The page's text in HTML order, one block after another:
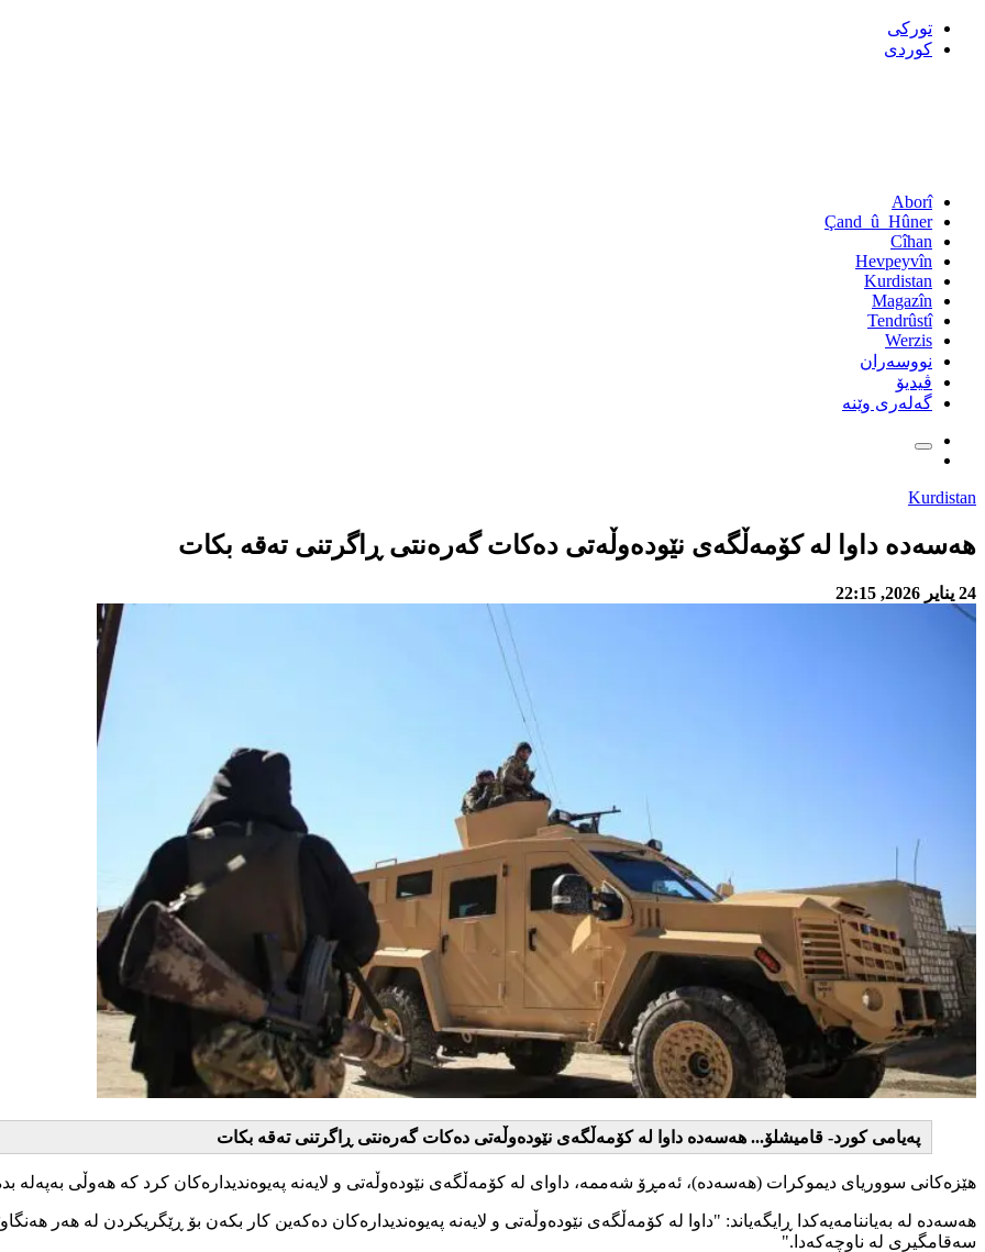
تورکی
کوردی
Aborî
Çand_û_Hûner
Cîhan
Hevpeyvîn
Kurdistan
Magazîn
Tendrûstî
Werzis
نووسەران
ڤیدیۆ
گەلەری وێنە
Kurdistan
هەسەدە داوا لە کۆمەڵگەی نێودەوڵەتی دەکات گەرەنتی ڕاگرتنی تەقە بکات
24 يناير 2026, 22:15
پەیامی کورد- قامیشلۆ... هەسەدە داوا لە کۆمەڵگەی نێودەوڵەتی دەکات گەرەنتی ڕاگرتنی تەقە بکات
هێزەکانی سووریای دیموکرات (هەسەدە)، ئەمڕۆ شەممە، داوای لە کۆمەڵگەی نێودەوڵەتی و لایەنە پەیوەندیدارەکان کرد کە هەوڵی بەپەلە
هەسەدە لە بەیاننامەیەکدا ڕایگەیاند: "داوا لە کۆمەڵگەی نێودەوڵەتی و لایەنە پەیوەندیدارەکان دەکەین کار بکەن بۆ ڕێگریکردن لە هەر
سەقامگیری لە ناوچەکەدا."